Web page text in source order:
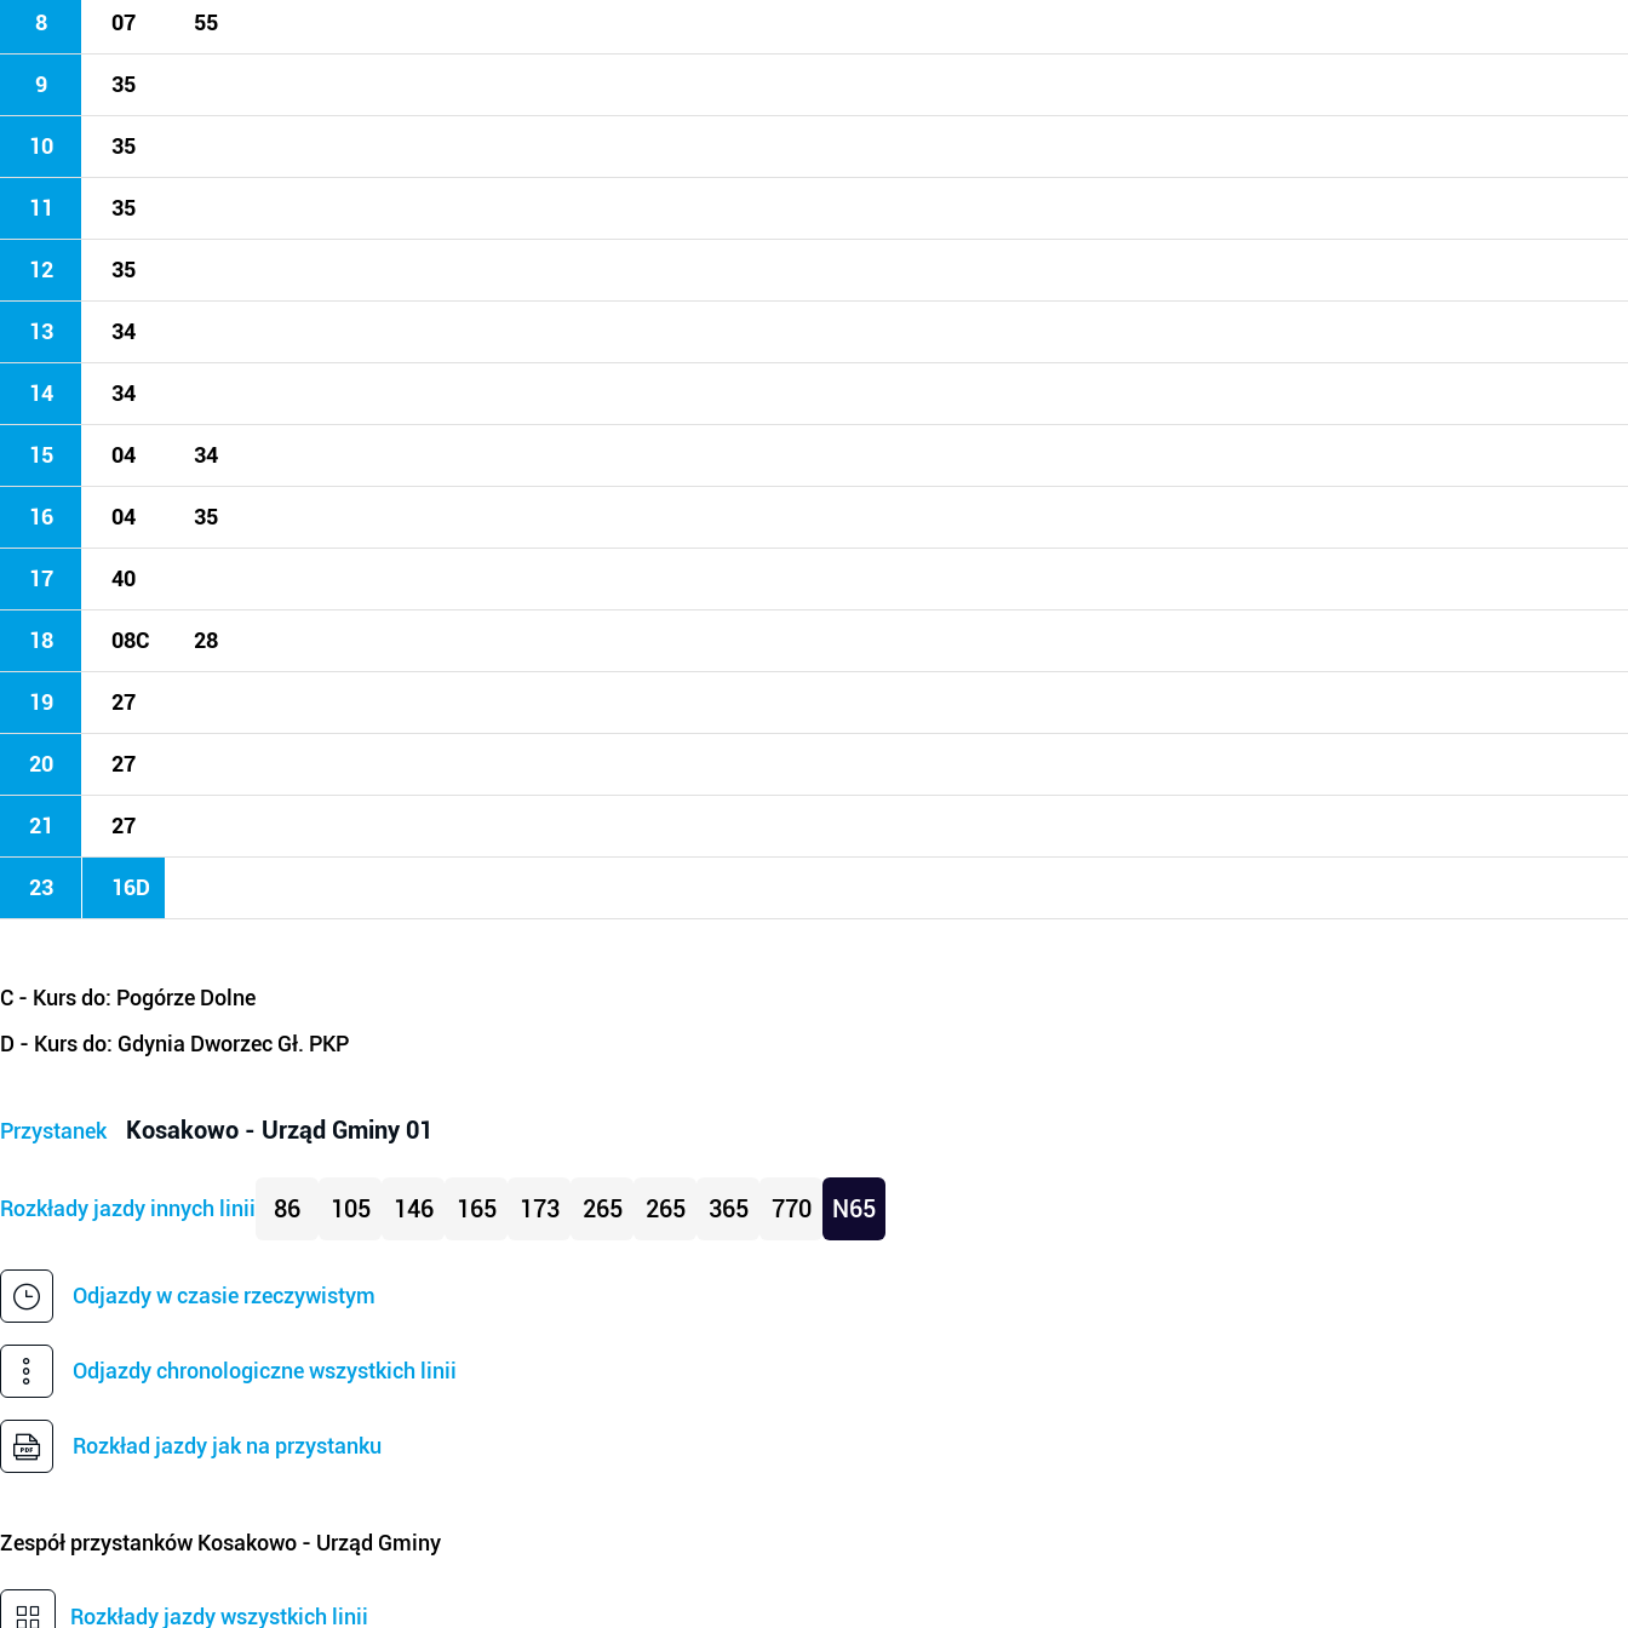
8 07 55
9 35
10 35
11 35
12 35
13 34
14 34
15 04 34
16 04 35
17 40
18 08C 28
19 27
20 27
21 27
23 16D
C - Kurs do: Pogórze Dolne
D - Kurs do: Gdynia Dworzec Gł. PKP
Przystanek Kosakowo - Urząd Gminy 01
Rozkłady jazdy innych linii 86 105 146 165 173 265 265 365 770 N65
Odjazdy w czasie rzeczywistym
Odjazdy chronologiczne wszystkich linii
Rozkład jazdy jak na przystanku
Zespół przystanków Kosakowo - Urząd Gminy
Rozkłady jazdy wszystkich linii